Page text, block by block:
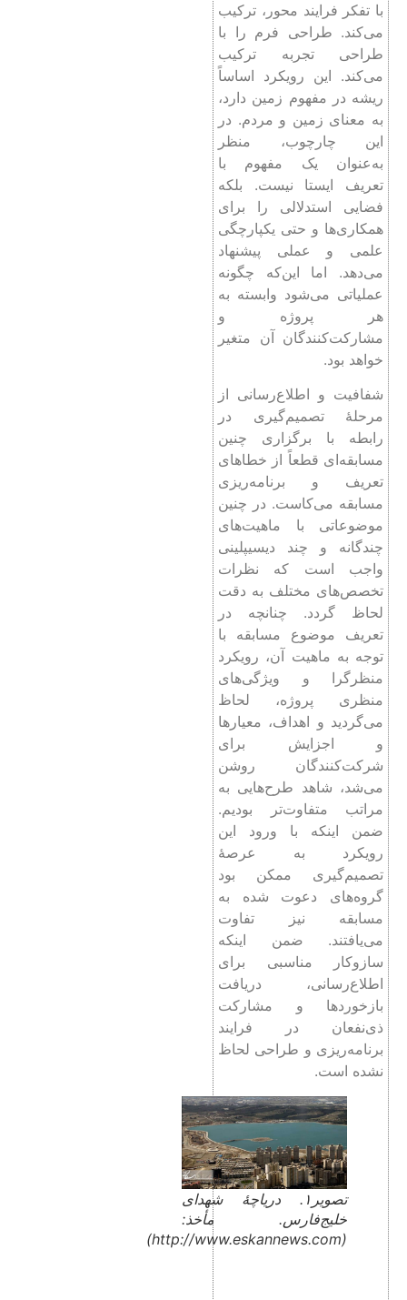
با تفکر فرایند محور، ترکیب
می‌کند. طراحی فرم را با
طراحی تجربه ترکیب
می‌کند. این رویکرد اساساً
ریشه در مفهوم زمین دارد،
به معنای زمین و مردم. در
این چارچوب، منظر
به‌عنوان یک مفهوم با
تعریف ایستا نیست. بلکه
فضایی استدلالی را برای
همکاری‌ها و حتی یکپارچگی
علمی و عملی پیشنهاد
می‌دهد. اما این‌که چگونه
عملیاتی می‌شود وابسته به
هر پروژه و
مشارکت‌کنندگان آن متغیر
خواهد بود.
شفافیت و اطلاع‌رسانی از
مرحلۀ تصمیم‌گیری در
رابطه با برگزاری چنین
مسابقه‌ای قطعاً از خطاهای
تعریف و برنامه‌ریزی
مسابقه می‌کاست. در چنین
موضوعاتی با ماهیت‌های
چندگانه و چند دیسیپلینی
واجب است که نظرات
تخصص‌های مختلف به دقت
لحاظ گردد. چنانچه در
تعریف موضوع مسابقه با
توجه به ماهیت آن، رویکرد
منظرگرا و ویژگی‌های
منظری پروژه، لحاظ
می‌گردید و اهداف، معیارها
و اجزایش برای
شرکت‌کنندگان روشن
می‌شد، شاهد طرح‌هایی به
مراتب متفاوت‌تر بودیم.
ضمن اینکه با ورود این
رویکرد به عرصۀ
تصمیم‌گیری ممکن بود
گروه‌های دعوت شده به
مسابقه نیز تفاوت
می‌یافتند. ضمن اینکه
سازوکار مناسبی برای
اطلاع‌رسانی، دریافت
بازخوردها و مشارکت
ذی‌نفعان در فرایند
برنامه‌ریزی و طراحی لحاظ
نشده ‌است.
تصویر۱. دریاچۀ شهدای
خلیج‌فارس. مأخذ: